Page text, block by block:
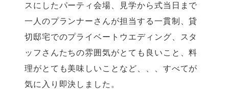
スにしたパーティ会場、見学から式当日まで
一人のプランナーさんが担当する一貫制、貸
切邸宅でのプライベートウエディング、スタ
ッフさんたちの雰囲気がとても良いこと、料
理がとても美味しいことなど、、、すべてが
気に入り即決しました。